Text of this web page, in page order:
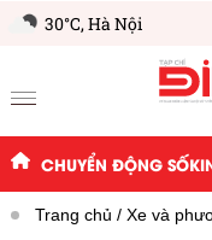
30°C,Hà Nội
CHUYỂN ĐỘNG SỐ
Trang chủ Xe và